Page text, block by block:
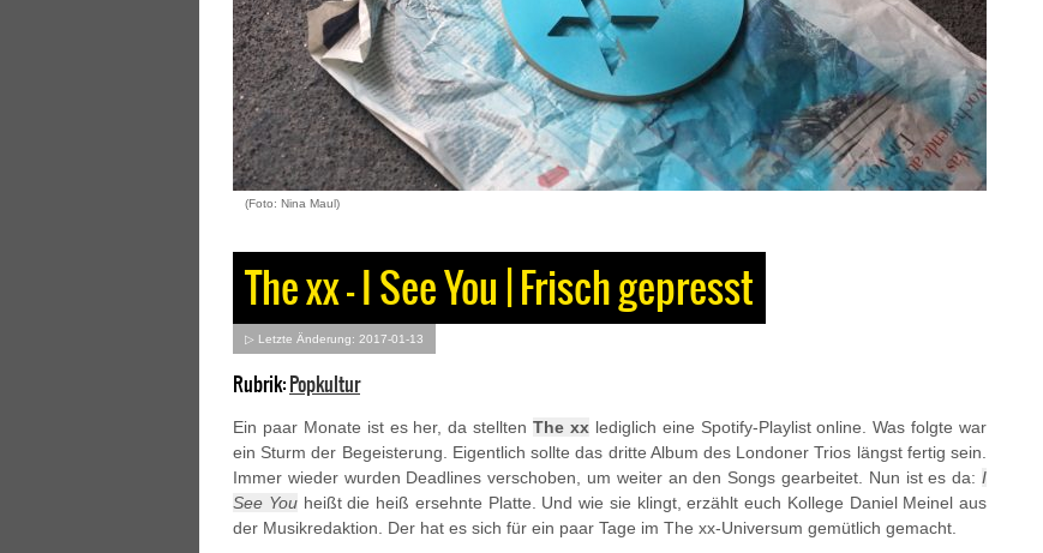
(Foto: Nina Maul)
The xx – I See You | Frisch gepresst
▷ Letzte Änderung: 2017-01-13
Rubrik:Popkultur
Ein paar Monate ist es her, da stellten The xxlediglich eine Spotify-Playlist online. Was folgte war
ein Sturm der Begeisterung. Eigentlich sollte das dritte Album des Londoner Trios längst fertig sein.
Immer wieder wurden Deadlines verschoben, um weiter an den Songs gearbeitet. Nun ist es da: I
See Youheißt die heiß ersehnte Platte. Und wie sie klingt, erzählt euch Kollege Daniel Meinel aus
der Musikredaktion. Der hat es sich für ein paar Tage im The xx-Universum gemütlich gemacht.